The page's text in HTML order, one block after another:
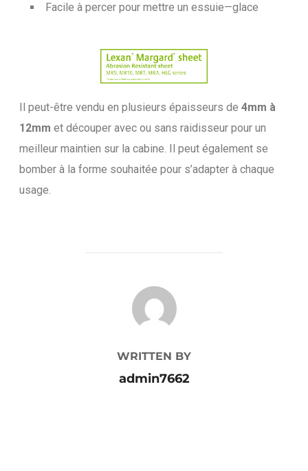
Facile à percer pour mettre un essuie—glace
Il peut-être vendu en plusieurs épaisseurs de 4mm à
12mm et découper avec ou sans raidisseur pour un
meilleur maintien sur la cabine. Il peut également se
bomber à la forme souhaitée pour s’adapter à chaque
usage.
POST AUTHOR
WRITTEN BY
admin7662